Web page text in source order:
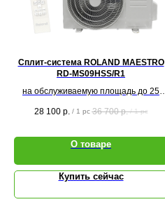
Сплит-система ROLAND MAESTRO
RD-MS09HSS/R1
на обслуживаемую площадь до 25
28 100 р. / 1 pc 36 700 р. / 1 pc
О товаре
Купить сейчас